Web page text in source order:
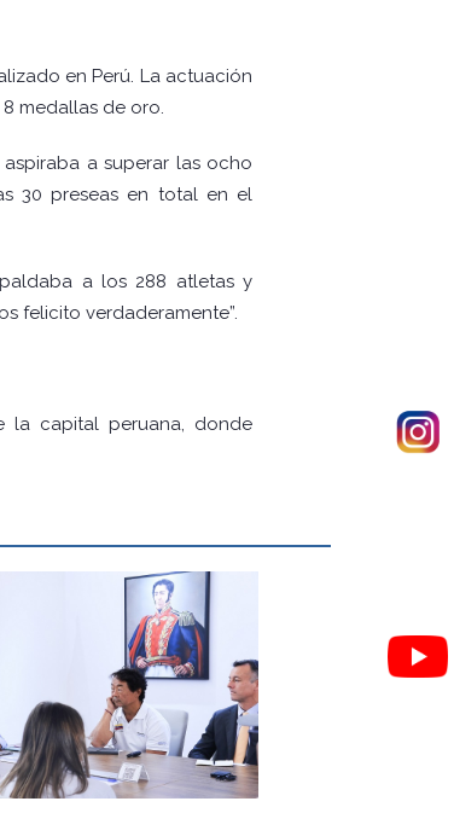
en Perú. La actuación
medallas de oro.
a superar las ocho
30 preseas en total en el
a los 288 atletas y
felicito verdaderamente”.
la capital peruana, donde